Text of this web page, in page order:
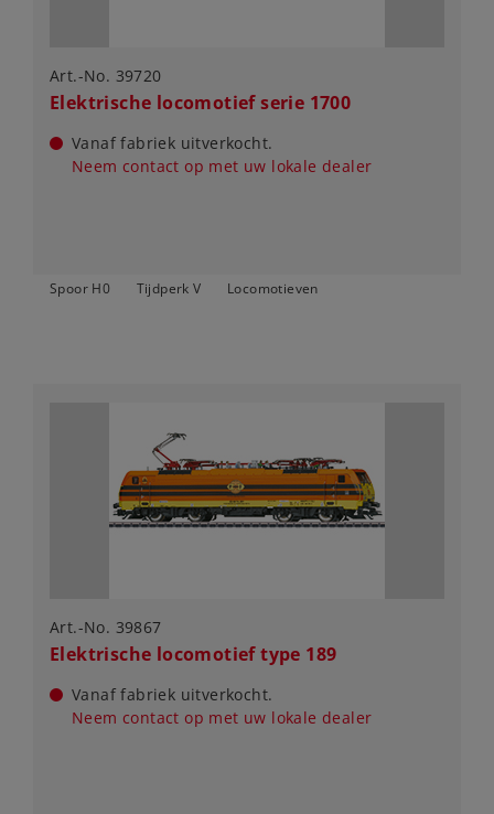
Art.-No. 39720
Elektrische locomotief serie 1700
Vanaf fabriek uitverkocht.
Neem contact op met uw lokale dealer
Spoor H0 Tijdperk V Locomotieven
Art.-No. 39867
Elektrische locomotief type 189
Vanaf fabriek uitverkocht.
Neem contact op met uw lokale dealer